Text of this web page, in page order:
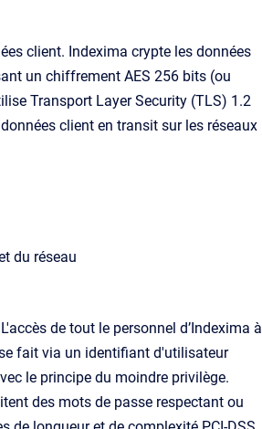
client. Indexima crypte les données
un chiffrement AES 256 bits (ou
Transport Layer Security (TLS) 1.2
client en transit sur les réseaux
du réseau
de tout le personnel d’Indexima à
fait via un identifiant d'utilisateur
le principe du moindre privilège.
des mots de passe respectant ou